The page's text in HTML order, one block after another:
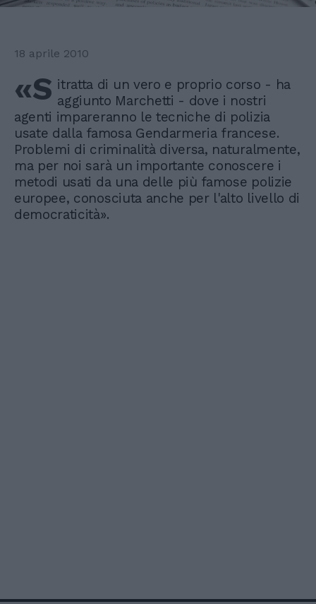
18 aprile 2010
«S itratta di un vero e proprio corso - ha
aggiunto Marchetti - dove i nostri
agenti impareranno le tecniche di polizia
usate dalla famosa Gendarmeria francese.
Problemi di criminalità diversa, naturalmente,
ma per noi sarà un importante conoscere i
metodi usati da una delle più famose polizie
europee, conosciuta anche per l'alto livello di
democraticità».